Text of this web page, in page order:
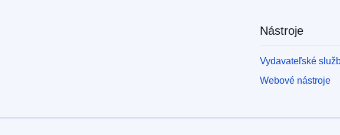
Nástroje
Vydavateľské
Webové nástroje